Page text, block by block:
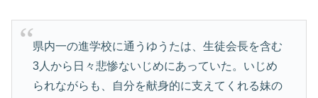
県内一の進学校に通うゆうたは、生徒会長を含む
3人から日々悲惨ないじめにあっていた。いじめ
られながらも、自分を献身的に支えてくれる妹の